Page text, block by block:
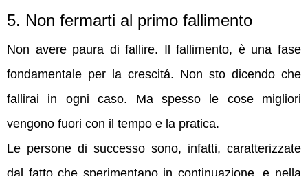
5. Non fermarti al primo fallimento
Non avere paura di fallire. Il fallimento, è una fase
fondamentale per la crescitá. Non sto dicendo che
fallirai in ogni caso. Ma spesso le cose migliori
vengono fuori con il tempo e la pratica.
Le persone di successo sono, infatti, caratterizzate